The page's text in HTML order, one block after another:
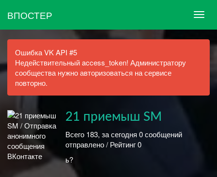
ВПОСТЕР
Ошибка VK API #5
Недействительный access_token! Администратору
сообщества нужно авторизоваться на сервисе
повторно.
21 приемыш SM
Всего 183, за сегодня 0 сообщений
отправлено / Рейтинг 0
ь?